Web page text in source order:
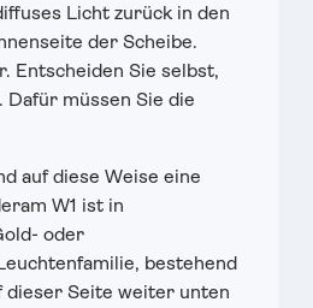
Licht zurück in den
der Scheibe.
Entscheiden Sie selbst,
müssen Sie die
auf diese Weise eine
W1 ist in
oder
bestehend
dieser Seite weiter unten